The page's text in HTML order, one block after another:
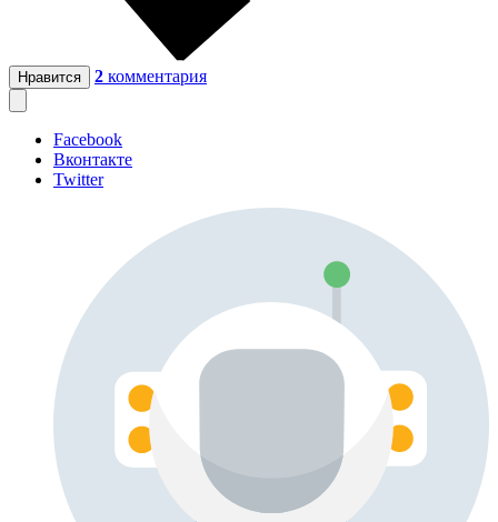
Нравится 2 комментария
Facebook
Вконтакте
Twitter